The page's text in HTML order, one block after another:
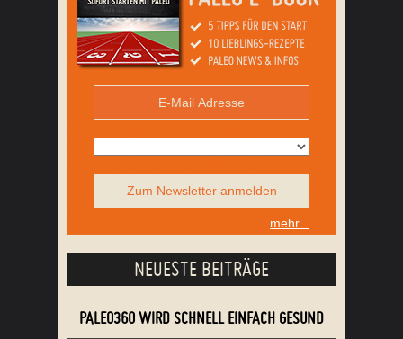
Zum Newsletter anmelden
NEUESTE BEITRÄGE
PALEO360 WIRD SCHNELL EINFACH GESUND
DIE BELIEBTESTEN PALEO REZEPTE: GESUNDE
REZEPTE FÜR ALLE
PALEO BANANENBROT